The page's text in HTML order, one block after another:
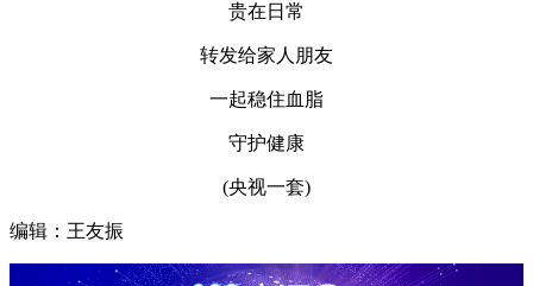
贵在日常
转发给家人朋友
一起稳住血脂
守护健康
(央视一套)
编辑：王友振